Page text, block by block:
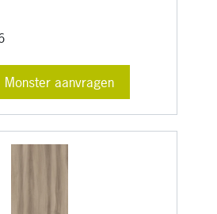
Monster aanvragen